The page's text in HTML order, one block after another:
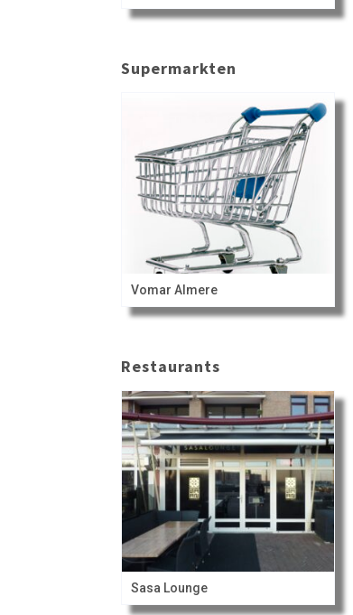
Supermarkten
Vomar Almere
Restaurants
Sasa Lounge